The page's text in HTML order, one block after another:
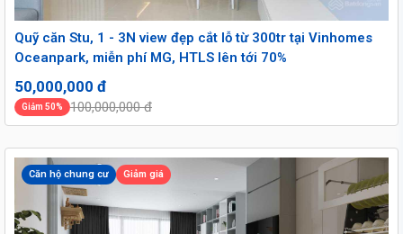
Quỹ căn Stu, 1 - 3N view đẹp cắt lỗ từ 300tr tại Vinhomes
Oceanpark, miễn phí MG, HTLS lên tới 70%
50,000,000 đ
Giảm 50% 100,000,000 đ
Căn hộ chung cư Giảm giá